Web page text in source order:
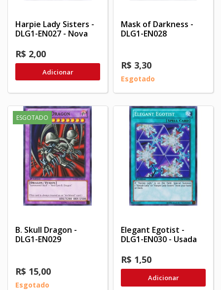
Harpie Lady Sisters -
DLG1-EN027 - Nova
R$ 2,00
Adicionar
Mask of Darkness -
DLG1-EN028
R$ 3,30
Esgotado
ESGOTADO
B. Skull Dragon -
DLG1-EN029
R$ 15,00
Esgotado
Elegant Egotist -
DLG1-EN030 - Usada
R$ 1,50
Adicionar